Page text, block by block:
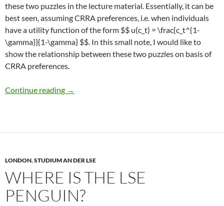
these two puzzles in the lecture material. Essentially, it can be
best seen, assuming CRRA preferences, i.e. when individuals
have a utility function of the form $$ u(c_t) = \frac{c_t^{1-
\gamma}}{1-\gamma} $$. In this small note, I would like to
show the relationship between these two puzzles on basis of
CRRA preferences.
Continue reading The equity premium puzzle and the risk free
→
LONDON,STUDIUM AN DER LSE
WHERE IS THE LSE
PENGUIN?